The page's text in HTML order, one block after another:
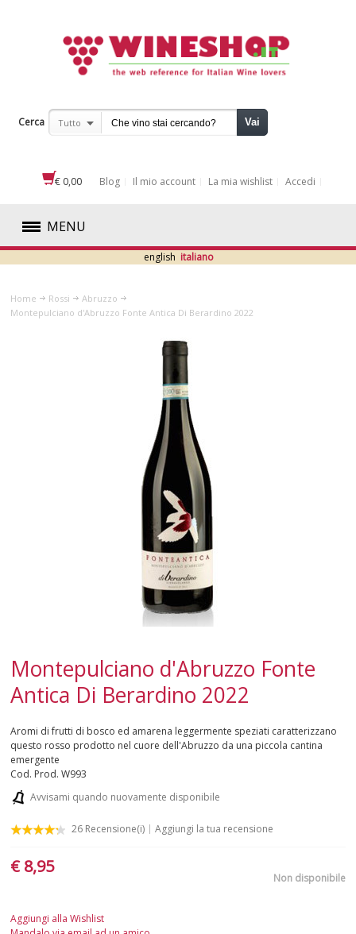
Cerca Tutto Vai
€ 0,00 Blog Il mio account La mia wishlist Accedi
MENU
ROSSI
ABRUZZO
FRIULI-VENEZIA GIULIA
MOLISE
PIEMONTE
PUGLIA
SARDEGNA
UMBRIA
english italiano
Home Rossi
Abruzzo
Montepulciano d'Abruzzo Fonte Antica Di Berardino 2022
Montepulciano d'Abruzzo Fonte
Antica Di Berardino 2022
Aromi di frutti di bosco ed amarena leggermente speziati caratterizzano
questo rosso prodotto nel cuore dell'Abruzzo da una piccola cantina
emergente
Cod. Prod.W993
Avvisami quando nuovamente disponibile
26 Recensione(i) Aggiungi la tua recensione
Non disponibile
€ 8,95
Aggiungi alla Wishlist